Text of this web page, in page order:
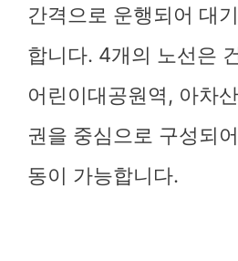
간격으로 운행되어 대
합니다. 4개의 노선은
어린이대공원역, 아차
권을 중심으로 구성되
동이 가능합니다.